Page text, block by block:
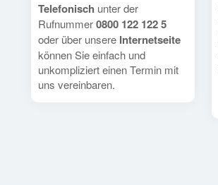
Telefonisch unter der
Rufnummer0800 122 122 5
oder über unsere Internetseite
können Sie einfach und
unkompliziert einen Termin mit
uns vereinbaren.